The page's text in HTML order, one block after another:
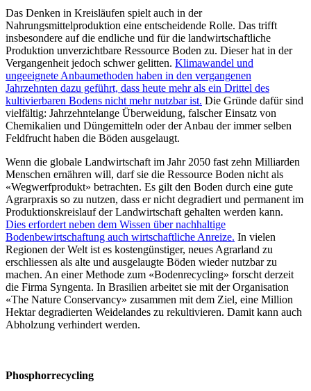
Das Denken in Kreisläufen spielt auch in der
Nahrungsmittelproduktion eine entscheidende Rolle. Das trifft
insbesondere auf die endliche und für die landwirtschaftliche
Produktion unverzichtbare Ressource Boden zu. Dieser hat in der
Vergangenheit jedoch schwer gelitten. Klimawandel und
ungeeignete Anbaumethoden haben in den vergangenen
Jahrzehnten dazu geführt, dass heute mehr als ein Drittel des
kultivierbaren Bodens nicht mehr nutzbar ist. Die Gründe dafür sind
vielfältig: Jahrzehntelange Überweidung, falscher Einsatz von
Chemikalien und Düngemitteln oder der Anbau der immer selben
Feldfrucht haben die Böden ausgelaugt.
Wenn die globale Landwirtschaft im Jahr 2050 fast zehn Milliarden
Menschen ernähren will, darf sie die Ressource Boden nicht als
«Wegwerfprodukt» betrachten. Es gilt den Boden durch eine gute
Agrarpraxis so zu nutzen, dass er nicht degradiert und permanent im
Produktionskreislauf der Landwirtschaft gehalten werden kann.
Dies erfordert neben dem Wissen über nachhaltige
Bodenbewirtschaftung auch wirtschaftliche Anreize. In vielen
Regionen der Welt ist es kostengünstiger, neues Agrarland zu
erschliessen als alte und ausgelaugte Böden wieder nutzbar zu
machen. An einer Methode zum «Bodenrecycling» forscht derzeit
die Firma Syngenta. In Brasilien arbeitet sie mit der Organisation
«The Nature Conservancy» zusammen mit dem Ziel, eine Million
Hektar degradierten Weidelandes zu rekultivieren. Damit kann auch
Abholzung verhindert werden.
Phosphorrecycling